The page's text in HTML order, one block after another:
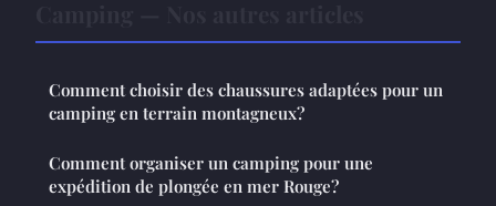
Comment choisir des chaussures adaptées pour un
camping en terrain montagneux?
Comment organiser un camping pour une
expédition de plongée en mer Rouge?